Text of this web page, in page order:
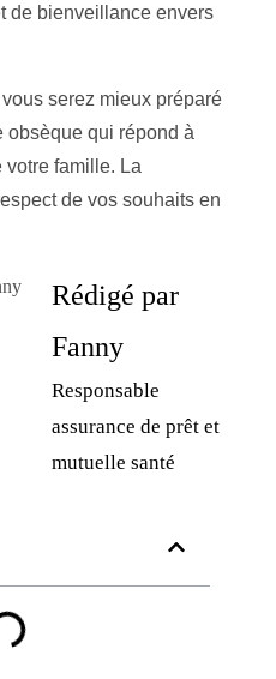
de bienveillance envers
serez mieux préparé
obsèque qui répond à
votre famille. La
de vos souhaits en
Rédigé par
Fanny
Responsable
assurance de prêt et
mutuelle santé